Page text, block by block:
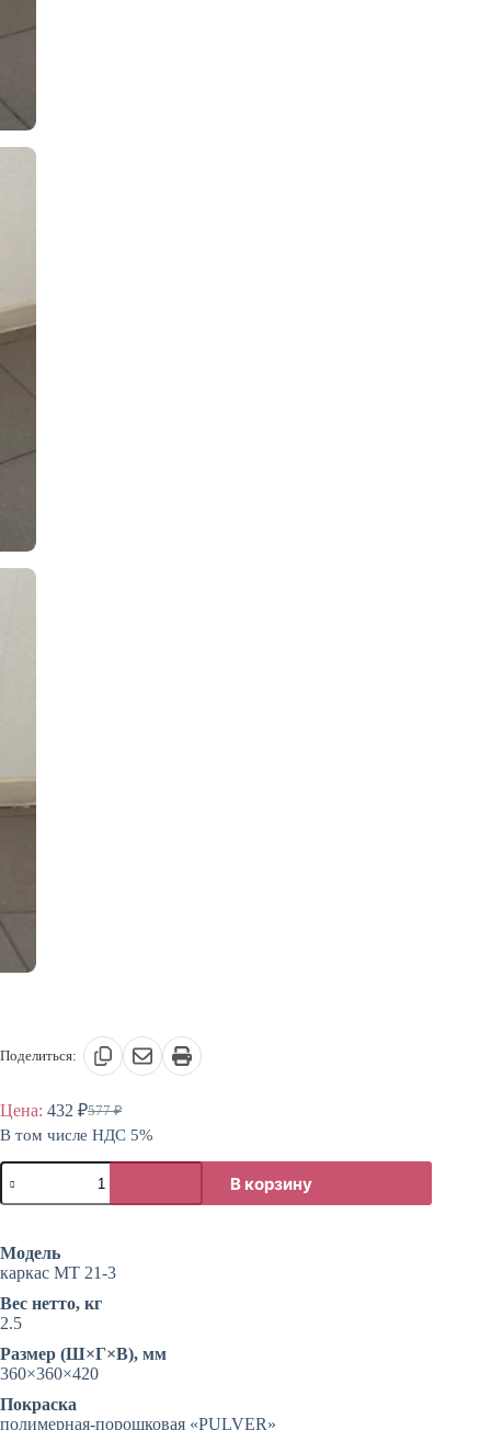
Поделиться:
Цена: 577₽
Первоначальная
цена
составляла
577 ₽.
432 ₽Текущая
цена:
432 ₽.
В том числе НДС 5%
Количество
товара
Каркас
металлический
В корзину
Модель
каркас МТ 21-3
Вес нетто, кг
2.5
Размер (Ш×Г×В), мм
360×360×420
Покраска
полимерная-порошковая «PULVER»